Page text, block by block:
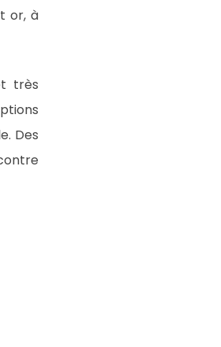
or, à
très
Des